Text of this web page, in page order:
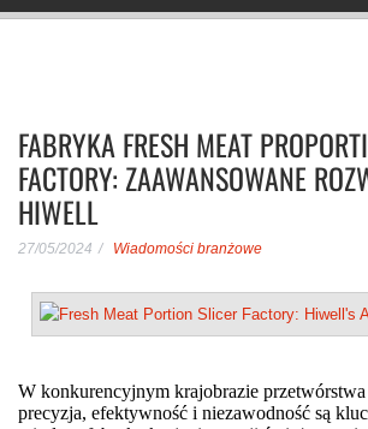
FABRYKA FRESH MEAT
FACTORY: ZAAWANSOWANE
HIWELL
27/05/2024 Wiadomości branżowe